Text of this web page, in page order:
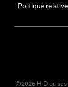
Politique
©2026 H-D ou ses